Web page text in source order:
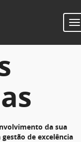
da sua
de excelência